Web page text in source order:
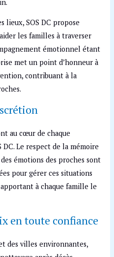
lieux, SOS DC propose
les familles à traverser
émotionnel étant
met un point d’honneur à
contribuant à la
au cœur de chaque
Le respect de la mémoire
émotions des proches sont
pour gérer ces situations
à chaque famille le
en toute confiance
des villes environnantes,